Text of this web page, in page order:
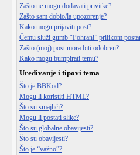
Zašto ne mogu dodavati privitke?
Zašto sam dobio/la upozorenje?
Kako mogu prijaviti post?
Čemu služi gumb “Pohrani” prilikom
Zašto (moj) post mora biti odobren?
Kako mogu bumpirati temu?
Uređivanje i tipovi tema
Što je BBKod?
Mogu li koristiti HTML?
Što su smajlići?
Mogu li postati slike?
Što su globalne obavijesti?
Što su obavijesti?
Što je “važno”?